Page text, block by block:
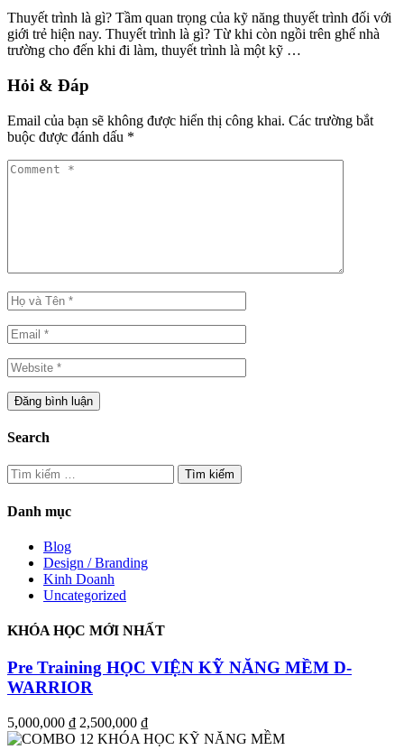
Thuyết trình là gì? Tầm quan trọng của kỹ năng thuyết trình đối với
giới trẻ hiện nay. Thuyết trình là gì? Từ khi còn ngồi trên ghế nhà
trường cho đến khi đi làm, thuyết trình là một kỹ …
Hỏi & Đáp
Email của bạn sẽ không được hiển thị công khai. Các trường bắt
buộc được đánh dấu *
Search
Tìm
kiếm
cho:
Danh mục
Blog
Design / Branding
Kinh Doanh
Uncategorized
KHÓA HỌC MỚI NHẤT
Pre Training HỌC VIỆN KỸ NĂNG MỀM D-
WARRIOR
5,000,000 ₫ 2,500,000 ₫